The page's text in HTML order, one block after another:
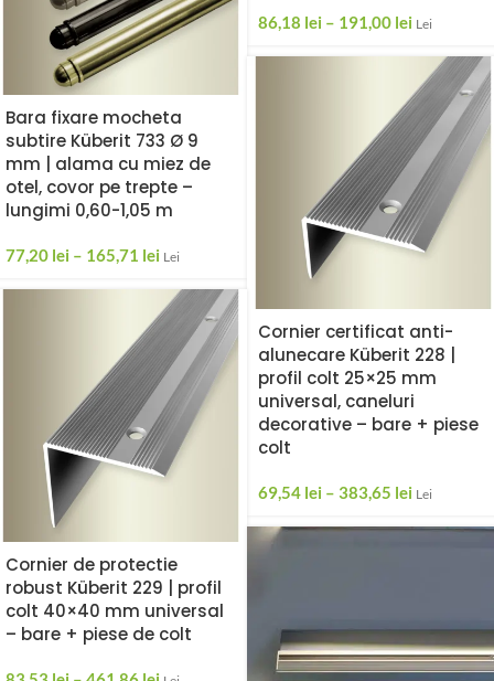
86,18 lei – 191,00 lei Lei
Bara fixare mocheta
subtire Küberit 733 Ø 9
mm | alama cu miez de
otel, covor pe trepte –
lungimi 0,60-1,05 m
77,20 lei – 165,71 lei Lei
Cornier certificat anti-
alunecare Küberit 228 |
profil colt 25×25 mm
universal, caneluri
decorative – bare + piese
colt
69,54 lei – 383,65 lei Lei
Cornier de protectie
robust Küberit 229 | profil
colt 40×40 mm universal
– bare + piese de colt